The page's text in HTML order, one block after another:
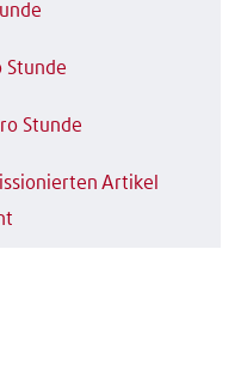
Stunde
Stunde
Artikel